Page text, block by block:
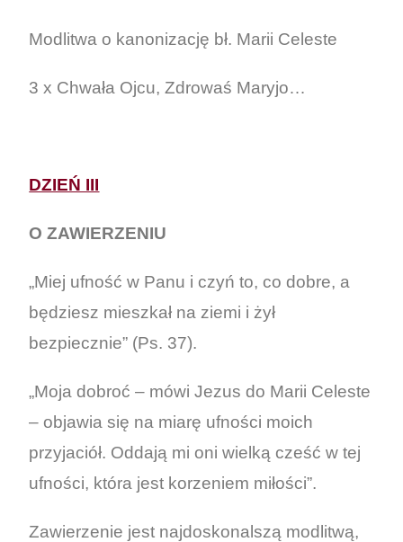
Modlitwa o kanonizację bł. Marii Celeste
3 x Chwała Ojcu, Zdrowaś Maryjo…
DZIEŃ III
O ZAWIERZENIU
„Miej ufność w Panu i czyń to, co dobre, a
będziesz mieszkał na ziemi i żył
bezpiecznie” (Ps. 37).
„Moja dobroć – mówi Jezus do Marii Celeste
– objawia się na miarę ufności moich
przyjaciół. Oddają mi oni wielką cześć w tej
ufności, która jest korzeniem miłości”.
Zawierzenie jest najdoskonalszą modlitwą,